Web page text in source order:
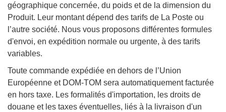
géographique concernée, du poids et de la dimension du
Produit. Leur montant dépend des tarifs de La Poste ou
l’autre société. Nous vous proposons différentes formules
d'envoi, en expédition normale ou urgente, à des tarifs
variables.
Toute commande expédiée en dehors de l’Union
Européenne et DOM-TOM sera automatiquement facturée
en hors taxe. Les formalités d'importation, les droits de
douane et les taxes éventuelles, liés à la livraison d'un